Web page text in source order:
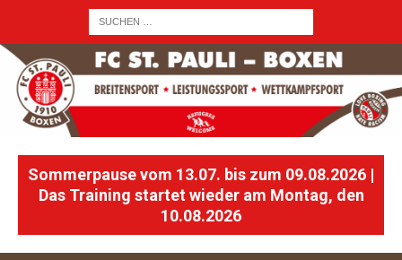
Sommerpause vom 13.07. bis zum 09.08.2026 |
Das Training startet wieder am Montag, den
10.08.2026